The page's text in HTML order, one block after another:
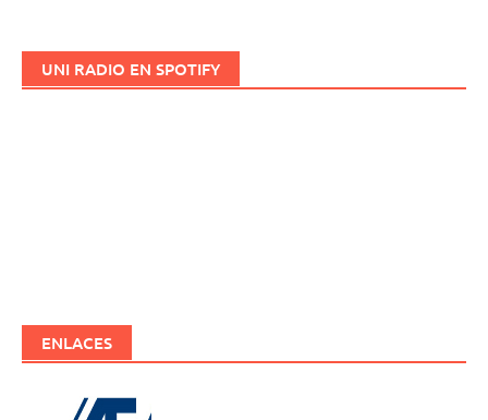
UNI RADIO EN SPOTIFY
ENLACES